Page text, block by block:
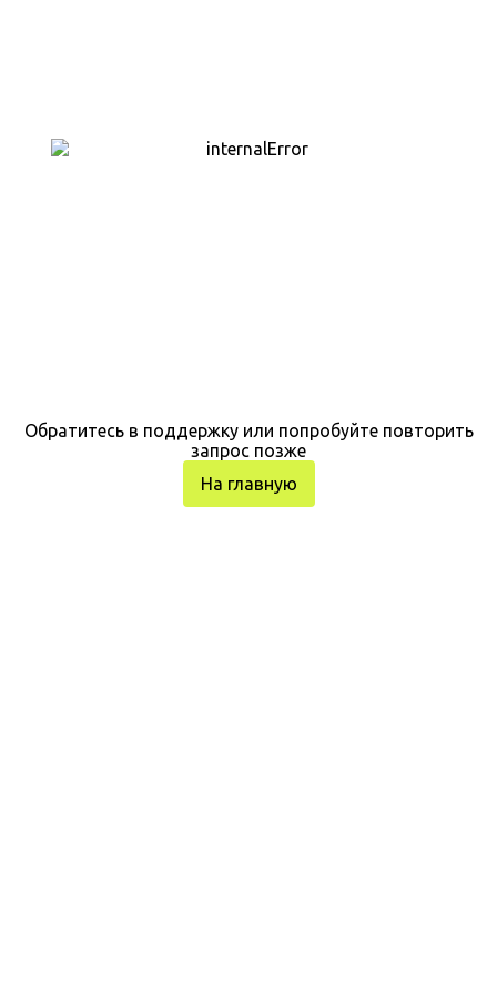
Обратитесь в поддержку или попробуйте повторить
запрос позже
На главную